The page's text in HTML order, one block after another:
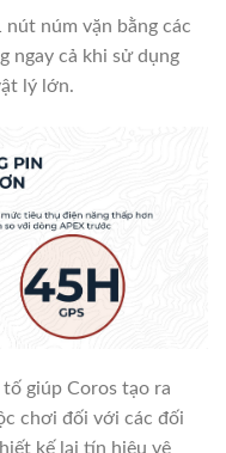
nút núm vặn bằng các
ngay cả khi sử dụng
lý lớn.
giúp Coros tạo ra
chơi đối với các đối
kế lại tín hiệu vệ